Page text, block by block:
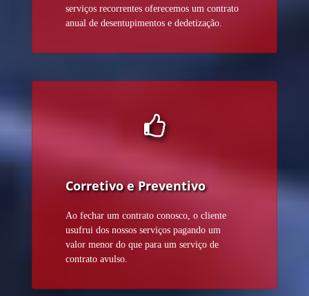
serviços recorrentes oferecemos um contrato
anual de desentupimentos e dedetização.
Corretivo e Preventivo
Ao fechar um contrato conosco, o cliente
usufrui dos nossos serviços pagando um
valor menor do que para um serviço de
contrato avulso.